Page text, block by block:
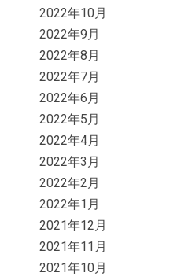
2022年10月
2022年9月
2022年8月
2022年7月
2022年6月
2022年5月
2022年4月
2022年3月
2022年2月
2022年1月
2021年12月
2021年11月
2021年10月